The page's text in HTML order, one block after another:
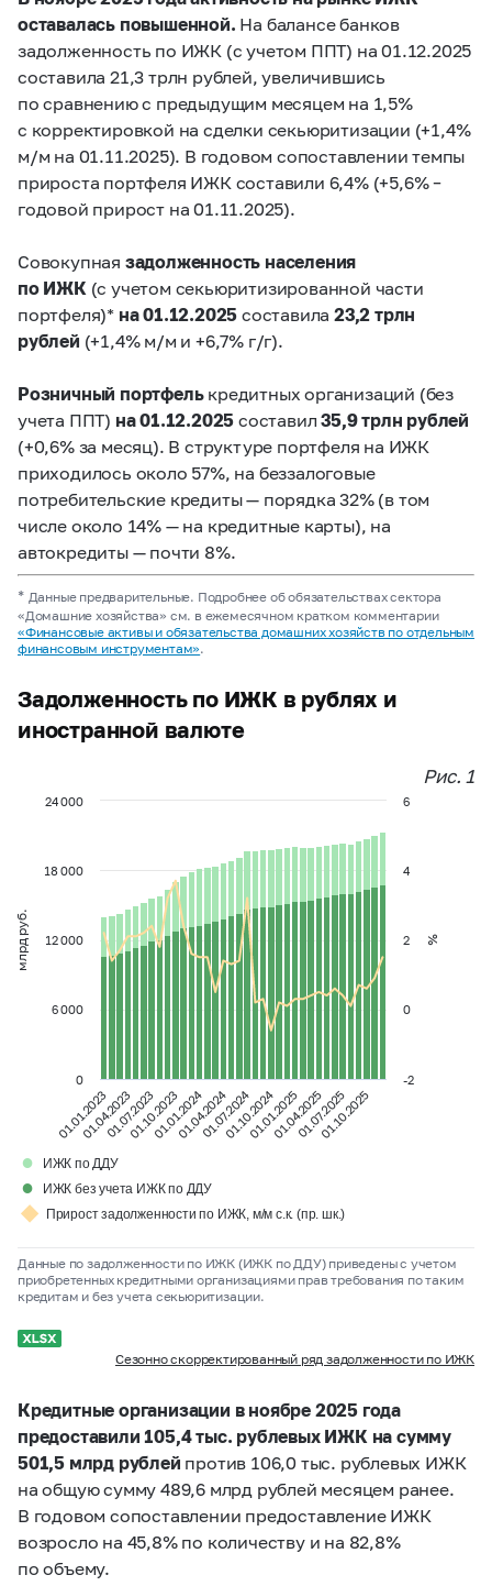
оставалась повышенной. На балансе банков
задолженность по ИЖК (с учетом ППТ) на 01.12.2025
составила 21,3 трлн рублей, увеличившись
по сравнению с предыдущим месяцем на 1,5%
с корректировкой на сделки секьюритизации (+1,4%
м/м на 01.11.2025). В годовом сопоставлении темпы
прироста портфеля ИЖК составили 6,4% (+5,6% –
годовой прирост на 01.11.2025).
Совокупная задолженность населения
по ИЖК (с учетом секьюритизированной части
портфеля)* на 01.12.2025 составила23,2 трлн
рублей (+1,4% м/м и +6,7% г/г).
Розничный портфелькредитных организаций (без
учета ППТ) на 01.12.2025 составил35,9 трлн рублей
(+0,6% за месяц). В структуре портфеля на ИЖК
приходилось около 57%, на беззалоговые
потребительские кредиты — порядка 32% (в том
числе около 14% — на кредитные карты), на
автокредиты — почти 8%.
* Данные предварительные. Подробнее об обязательствах сектора
«Домашние хозяйства» см. в ежемесячном кратком комментарии
«Финансовые активы и обязательства домашних хозяйств по отдельным
финансовым инструментам».
Задолженность по ИЖК в рублях и
иностранной валюте
Рис. 1
млрд руб. %
01.01.202301.07.202301.01.202401.07.202401.01.202501.07.2025
01.04.202301.10.202301.04.202401.10.202401.04.202501.10.2025
0
6 000
12 000
18 000
24 000
-2
0
2
4
6
● ИЖК по ДДУ
● ИЖК без учета ИЖК по ДДУ
◆ Прирост задолженности по ИЖК, м/м с.к. (пр. шк.)
Данные по задолженности по ИЖК (ИЖК по ДДУ) приведены с учетом
приобретенных кредитными организациями прав требования по таким
кредитам и без учета секьюритизации.
Сезонно скорректированный ряд задолженности по ИЖК
Кредитные организации в ноябре 2025 года
предоставили 105,4 тыс. рублевых ИЖК на сумму
501,5 млрд рублей против 106,0 тыс. рублевых ИЖК
на общую сумму 489,6 млрд рублей месяцем ранее.
В годовом сопоставлении предоставление ИЖК
возросло на 45,8% по количеству и на 82,8%
по объему.